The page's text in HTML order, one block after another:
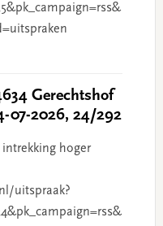
Gerechtshof
07-2026, 24/292
intrekking hoger
uitspraak?